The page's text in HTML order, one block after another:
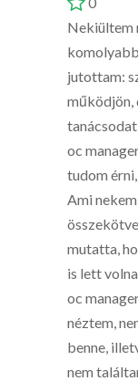
Nekiültem
jutottam:
működjön,
oc
tudom
Ami
mutatta,
is lett
oc
néztem,
benne,
nem